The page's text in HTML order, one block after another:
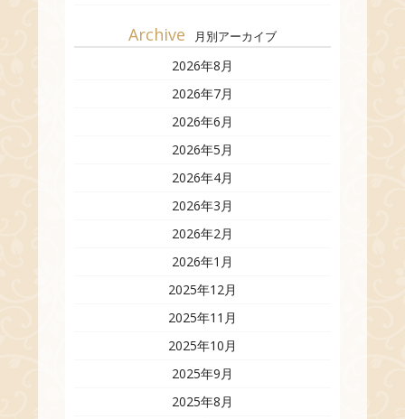
Archive 月別アーカイブ
2026年8月
2026年7月
2026年6月
2026年5月
2026年4月
2026年3月
2026年2月
2026年1月
2025年12月
2025年11月
2025年10月
2025年9月
2025年8月